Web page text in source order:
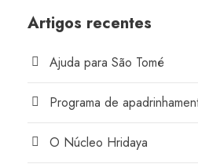
Artigos recentes
Ajuda para São Tomé
Programa de
O Núcleo Hridaya